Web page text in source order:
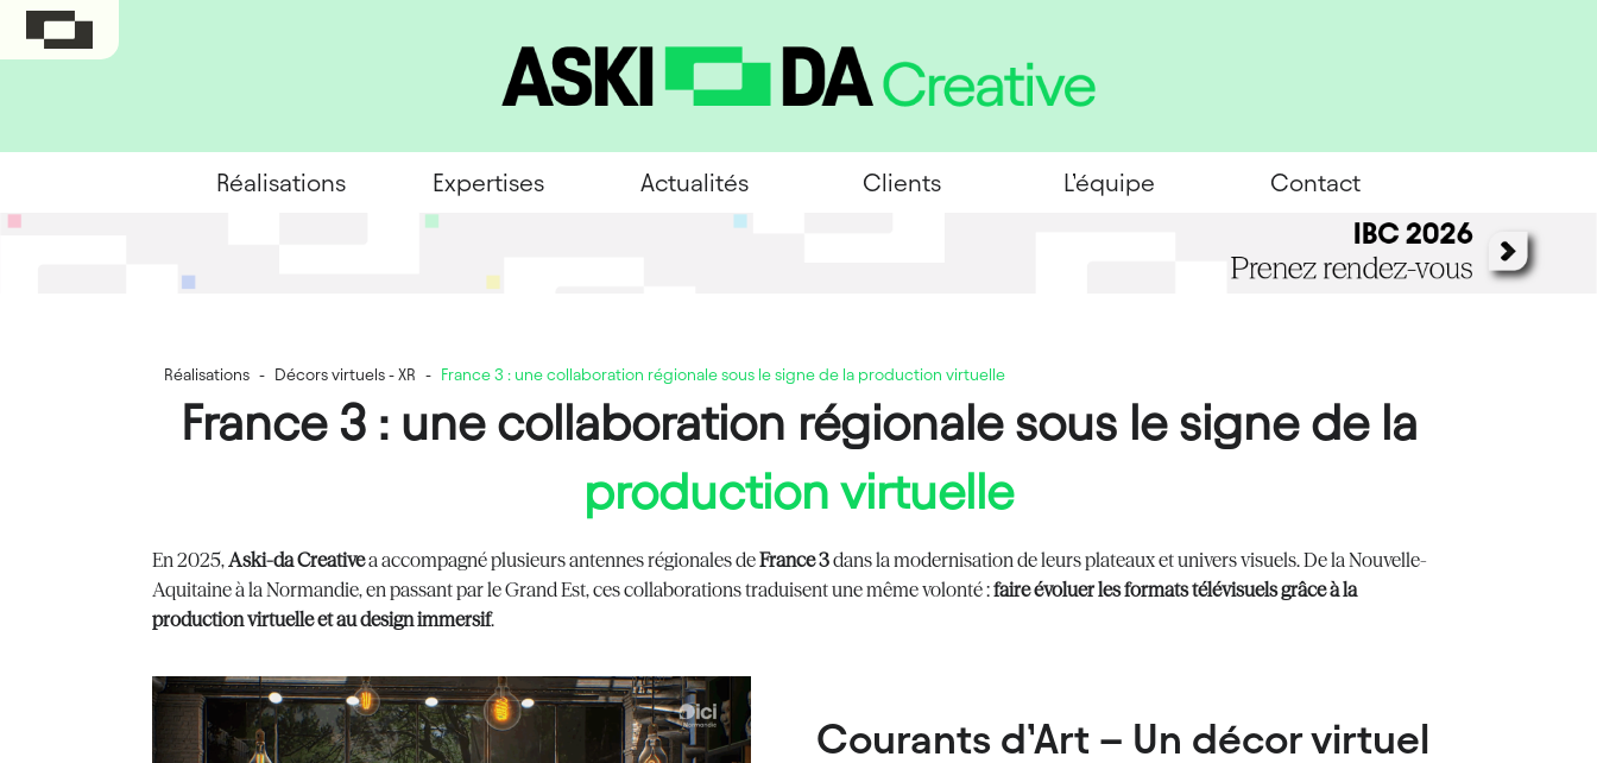
Réalisations Expertises Actualités Clients L’équipe Contact
Réalisations - Décors virtuels - XR - France 3 : une collaboration régionale sous le signe de la production virtuelle
France 3 : une collaboration régionale sous le signe de la
production virtuelle
En 2025, Aski-da Creativea accompagné plusieurs antennes régionales deFrance 3dans la modernisation de leurs plateaux et univers visuels. De la Nouvelle-
Aquitaine à la Normandie, en passant par le Grand Est, ces collaborations traduisent une même volonté :faire évoluer les formats télévisuels grâce à la
production virtuelle et au design immersif.
Courants d’Art – Un décor virtuel